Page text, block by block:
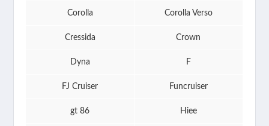
Corolla Corolla Verso
Cressida Crown
Dyna F
FJ Cruiser Funcruiser
gt 86 Hiee